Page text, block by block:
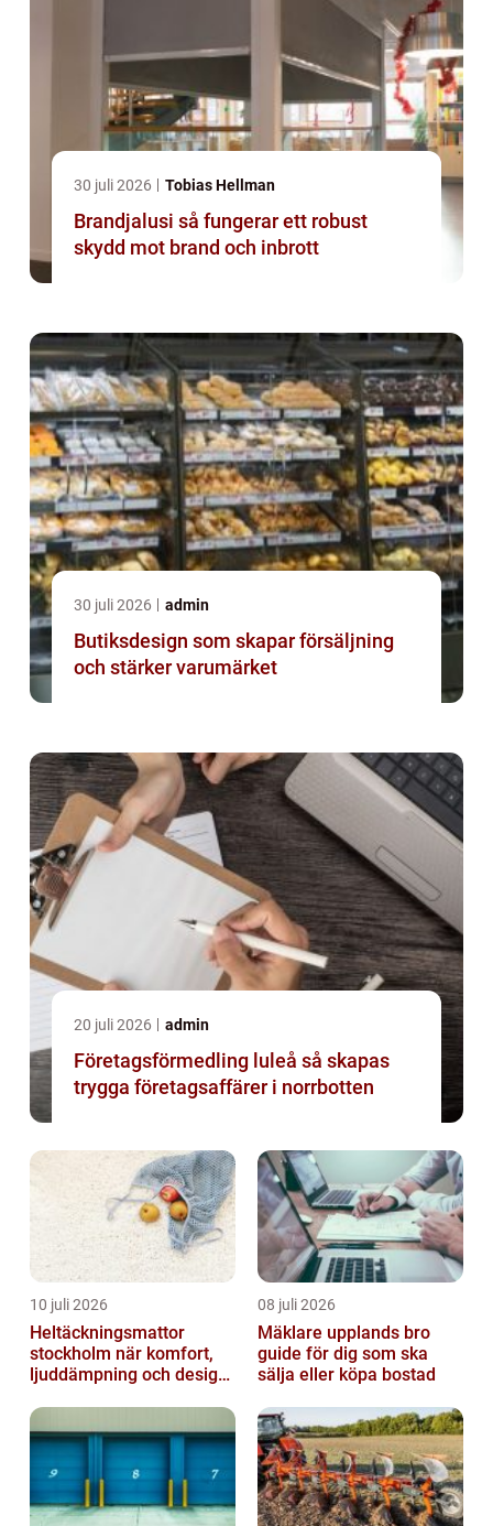
30 juli 2026 Tobias Hellman
Brandjalusi så fungerar ett robust
skydd mot brand och inbrott
30 juli 2026 admin
Butiksdesign som skapar försäljning
och stärker varumärket
20 juli 2026 admin
Företagsförmedling luleå så skapas
trygga företagsaffärer i norrbotten
10 juli 2026
Heltäckningsmattor
stockholm när komfort,
ljuddämpning och design
08 juli 2026
Mäklare upplands bro
guide för dig som ska
sälja eller köpa bostad